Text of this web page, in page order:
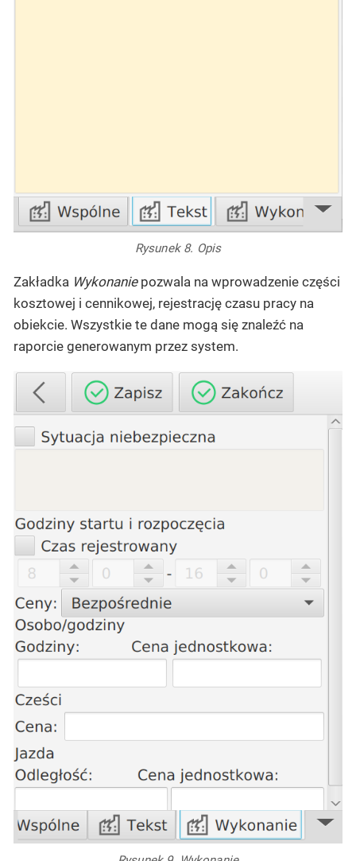
Rysunek 8. Opis
Zakładka Wykonaniepozwala na wprowadzenie części
kosztowej i cennikowej, rejestrację czasu pracy na
obiekcie. Wszystkie te dane mogą się znaleźć na
raporcie generowanym przez system.